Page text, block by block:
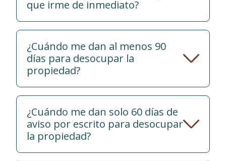
que irme de inmediato?
¿Cuándo me dan al menos 90
días para desocupar la
propiedad?
¿Cuándo me dan solo 60 días de
aviso por escrito para desocupar
la propiedad?